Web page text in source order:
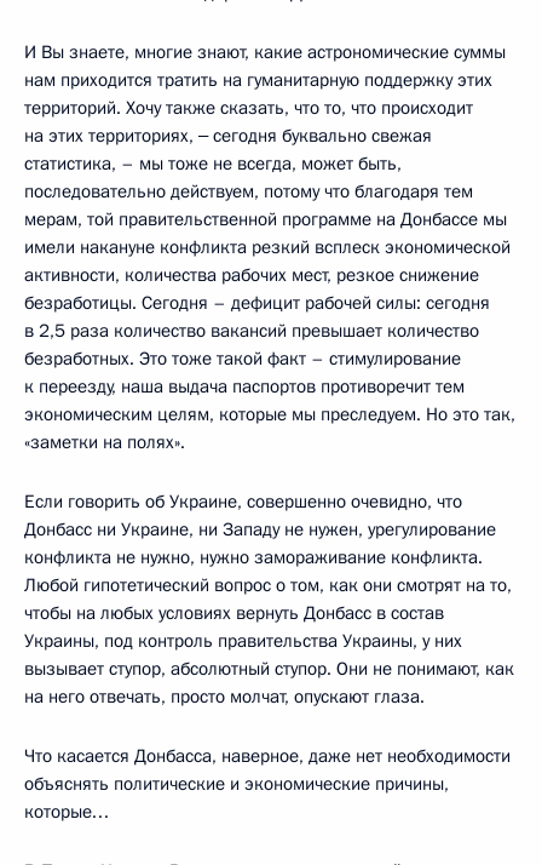
И Вы знаете, многие знают, какие астрономические суммы
нам приходится тратить на гуманитарную поддержку этих
территорий. Хочу также сказать, что то, что происходит
на этих территориях, ‒ сегодня буквально свежая
статистика, – мы тоже не всегда, может быть,
последовательно действуем, потому что благодаря тем
мерам, той правительственной программе на Донбассе мы
имели накануне конфликта резкий всплеск экономической
активности, количества рабочих мест, резкое снижение
безработицы. Сегодня – дефицит рабочей силы: сегодня
в 2,5 раза количество вакансий превышает количество
безработных. Это тоже такой факт – стимулирование
к переезду, наша выдача паспортов противоречит тем
экономическим целям, которые мы преследуем. Но это так,
«заметки на полях».
Если говорить об Украине, совершенно очевидно, что
Донбасс ни Украине, ни Западу не нужен, урегулирование
конфликта не нужно, нужно замораживание конфликта.
Любой гипотетический вопрос о том, как они смотрят на то,
чтобы на любых условиях вернуть Донбасс в состав
Украины, под контроль правительства Украины, у них
вызывает ступор, абсолютный ступор. Они не понимают, как
на него отвечать, просто молчат, опускают глаза.
Что касается Донбасса, наверное, даже нет необходимости
объяснять политические и экономические причины,
которые…